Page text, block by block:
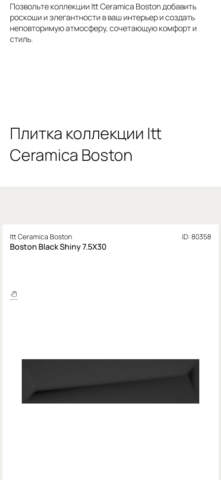
Позвольте коллекции Itt Ceramica Boston добавить
роскоши и элегантности в ваш интерьер и создать
неповторимую атмосферу, сочетающую комфорт и
стиль.
Плитка коллекции Itt
Ceramica Boston
Itt Ceramica Boston ID: 80358
Boston Black Shiny 7.5X30